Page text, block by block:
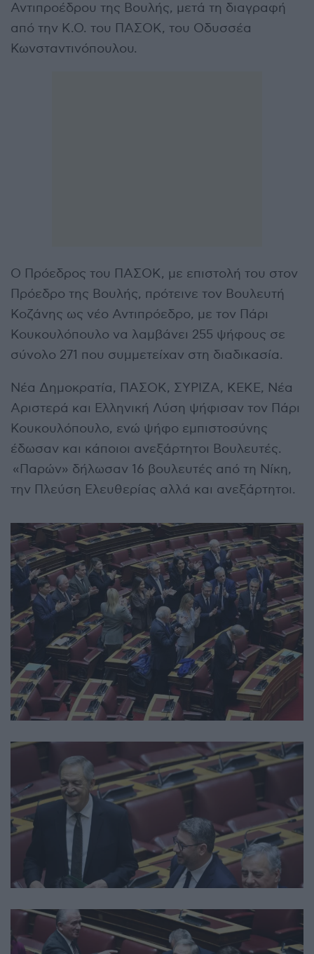
Αντιπροέδρου της Βουλής, μετά τη διαγραφή
από την Κ.Ο. του ΠΑΣΟΚ, του Οδυσσέα
Κωνσταντινόπουλου.
Ο Πρόεδρος του ΠΑΣΟΚ, με επιστολή του στον
Πρόεδρο της Βουλής, πρότεινε τον Βουλευτή
Κοζάνης ως νέο Αντιπρόεδρο, με τον Πάρι
Κουκουλόπουλο να λαμβάνει 255 ψήφους σε
σύνολο 271 που συμμετείχαν στη διαδικασία.
Νέα Δημοκρατία, ΠΑΣΟΚ, ΣΥΡΙΖΑ, ΚΕΚΕ, Νέα
Αριστερά και Ελληνική Λύση ψήφισαν τον Πάρι
Κουκουλόπουλο, ενώ ψήφο εμπιστοσύνης
έδωσαν και κάποιοι ανεξάρτητοι Βουλευτές.
«Παρών» δήλωσαν 16 βουλευτές από τη Νίκη,
την Πλεύση Ελευθερίας αλλά και ανεξάρτητοι.